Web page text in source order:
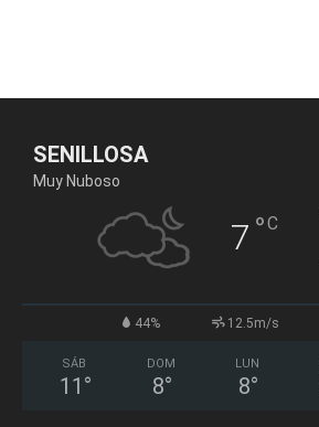
SENILLOSA
Muy Nuboso
7 °C
44% 12.5m/s
SÁB
11 °
DOM
8°
LUN
8°